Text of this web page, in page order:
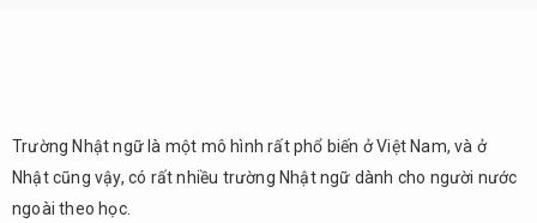
Trường Nhật ngữ là một mô hình rất phổ biến ở Việt Nam, và ở
Nhật cũng vậy, có rất nhiều trường Nhật ngữ dành cho người nước
ngoài theo học.